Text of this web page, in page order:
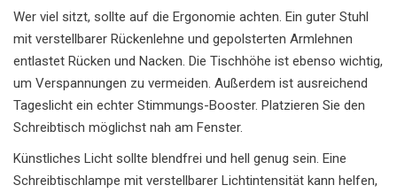
Wer viel sitzt, sollte auf die Ergonomie achten. Ein guter Stuhl
mit verstellbarer Rückenlehne und gepolsterten Armlehnen
entlastet Rücken und Nacken. Die Tischhöhe ist ebenso wichtig,
um Verspannungen zu vermeiden. Außerdem ist ausreichend
Tageslicht ein echter Stimmungs-Booster. Platzieren Sie den
Schreibtisch möglichst nah am Fenster.
Künstliches Licht sollte blendfrei und hell genug sein. Eine
Schreibtischlampe mit verstellbarer Lichtintensität kann helfen,